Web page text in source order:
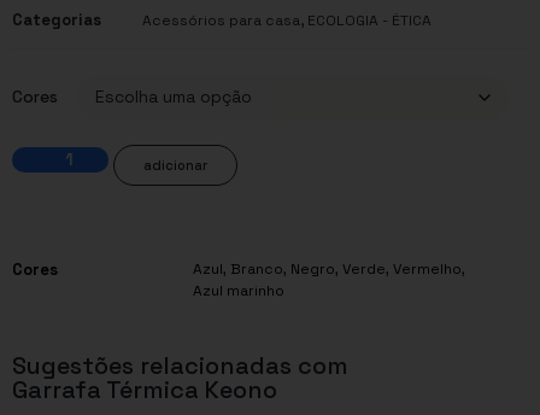
Categorias
Acessórios para casa, ECOLOGIA - ÉTICA
Cores
adicionar
Cores Azul, Branco, Negro, Verde, Vermelho,
Azul marinho
Sugestões relacionadas com
Garrafa Térmica Keono